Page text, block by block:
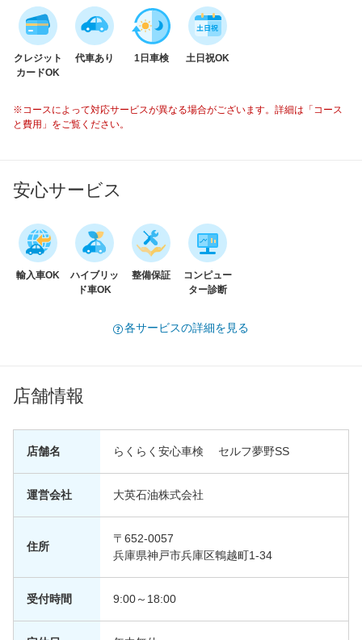
クレジット
カードOK
代車あり 1日車検 土日祝OK
※コースによって対応サービスが異なる場合がございます。詳細は「コース
と費用」をご覧ください。
安心サービス
輸入車OK
ハイブリッ
ド車OK
整備保証
コンピュー
ター診断
各サービスの詳細を見る
店舗情報
店舗名 らくらく安心車検 セルフ夢野SS
運営会社 大英石油株式会社
住所
〒652-0057
兵庫県神戸市兵庫区鵯越町1-34
受付時間 9:00～18:00